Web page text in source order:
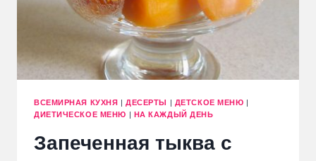
ВСЕМИРНАЯ КУХНЯ |ДЕСЕРТЫ | ДЕТСКОЕ МЕНЮ |
ДИЕТИЧЕСКОЕ МЕНЮ | НА КАЖДЫЙ ДЕНЬ
Запеченная тыква с